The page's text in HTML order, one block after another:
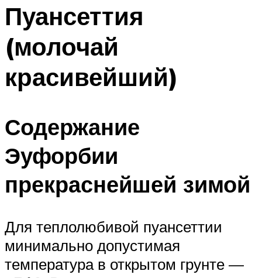
Пуансеттия
(молочай
красивейший)
Содержание
Эуфорбии
прекраснейшей зимой
Для теплолюбивой пуансеттии
минимально допустимая
температура в открытом грунте —